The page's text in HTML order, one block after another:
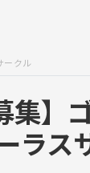
ークル
集】
ラス